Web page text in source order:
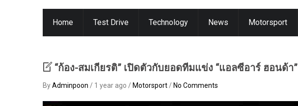
Home Test Drive Technology News Motorsport
“ก้อง-สมเกียรติ” เปิดตัวกับยอดทีมแข่ง “แอลซีอาร์ ฮอนด้า”
ByAdminpoon / 1 year ago / Motorsport / No Comments